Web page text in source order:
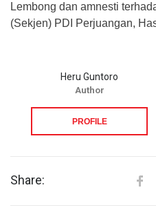
Lembong dan amnesti
(Sekjen) PDI Perjuangan,
Heru Guntoro
Author
PROFILE
Share: